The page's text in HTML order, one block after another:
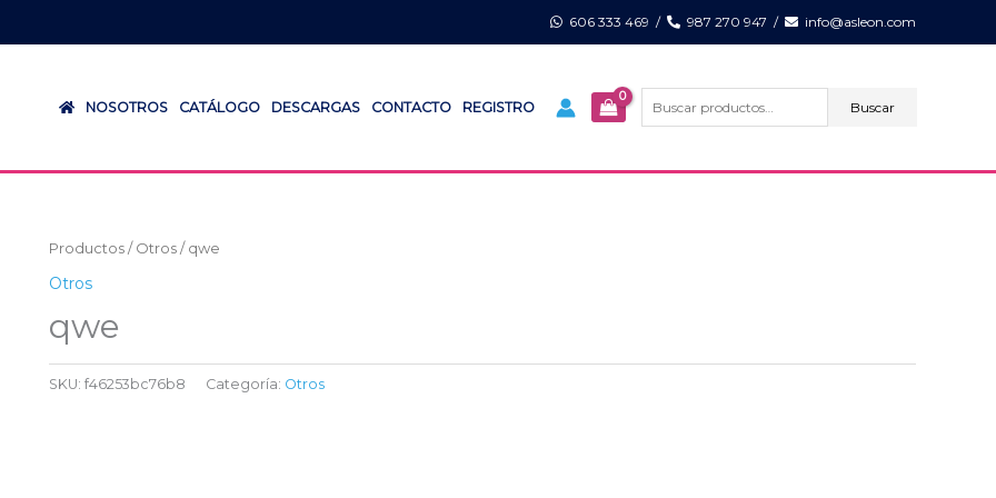
606 333 469 / 987 270 947 / info@asleon.com
NOSOTROS CATÁLOGO DESCARGAS CONTACTO REGISTRO
por:
Buscar
Productos / Otros / qwe
Otros
qwe
SKU: f46253bc76b8 Categoría: Otros